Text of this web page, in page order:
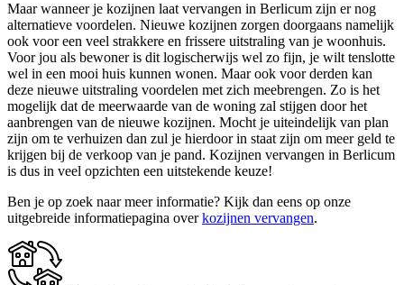
Maar wanneer je kozijnen laat vervangen in Berlicum zijn er nog
alternatieve voordelen. Nieuwe kozijnen zorgen doorgaans namelijk
ook voor een veel strakkere en frissere uitstraling van je woonhuis.
Voor jou als bewoner is dit logischerwijs wel zo fijn, je wilt tenslotte
wel in een mooi huis kunnen wonen. Maar ook voor derden kan
deze nieuwe uitstraling voordelen met zich meebrengen. Zo is het
mogelijk dat de meerwaarde van de woning zal stijgen door het
aanbrengen van de nieuwe kozijnen. Mocht je uiteindelijk van plan
zijn om te verhuizen dan zul je hierdoor in staat zijn om meer geld te
krijgen bij de verkoop van je pand. Kozijnen vervangen in Berlicum
is dus in veel opzichten een uitstekende keuze!
Ben je op zoek naar meer informatie? Kijk dan eens op onze
uitgebreide informatiepagina overkozijnen vervangen.